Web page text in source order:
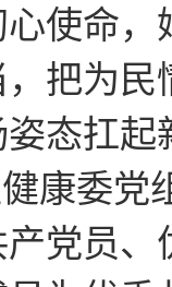
使命
把为
态扛
康委党
党员